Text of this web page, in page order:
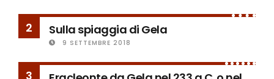
2 Sulla spiaggia di Gela
9 SETTEMBRE 2018
3